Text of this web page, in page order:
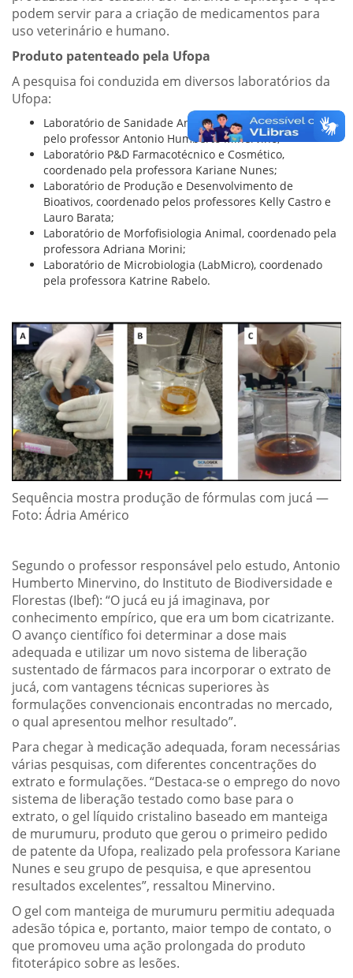
podem servir para a criação de medicamentos para
uso veterinário e humano.
Produto patenteado pela Ufopa
A pesquisa foi conduzida em diversos laboratórios da
Ufopa:
Laboratório de Sanidade Animal (LARSANA), coordenado
pelo professor Antonio Humberto Minervino;
Laboratório P&D Farmacotécnico e Cosmético,
coordenado pela professora Kariane Nunes;
Laboratório de Produção e Desenvolvimento de
Bioativos, coordenado pelos professores Kelly Castro e
Lauro Barata;
Laboratório de Morfofisiologia Animal, coordenado pela
professora Adriana Morini;
Laboratório de Microbiologia (LabMicro), coordenado
pela professora Katrine Rabelo.
Sequência mostra produção de fórmulas com jucá —
Foto: Ádria Américo
Segundo o professor responsável pelo estudo, Antonio
Humberto Minervino, do Instituto de Biodiversidade e
Florestas (Ibef): “O jucá eu já imaginava, por
conhecimento empírico, que era um bom cicatrizante.
O avanço científico foi determinar a dose mais
adequada e utilizar um novo sistema de liberação
sustentado de fármacos para incorporar o extrato de
jucá, com vantagens técnicas superiores às
formulações convencionais encontradas no mercado,
o qual apresentou melhor resultado”.
Para chegar à medicação adequada, foram necessárias
várias pesquisas, com diferentes concentrações do
extrato e formulações. “Destaca-se o emprego do novo
sistema de liberação testado como base para o
extrato, o gel líquido cristalino baseado em manteiga
de murumuru, produto que gerou o primeiro pedido
de patente da Ufopa, realizado pela professora Kariane
Nunes e seu grupo de pesquisa, e que apresentou
resultados excelentes”, ressaltou Minervino.
O gel com manteiga de murumuru permitiu adequada
adesão tópica e, portanto, maior tempo de contato, o
que promoveu uma ação prolongada do produto
fitoterápico sobre as lesões.